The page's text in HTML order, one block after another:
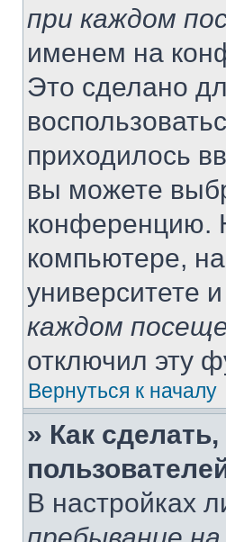
при каждом
именем на
Это сделано
приходилось
вы можете
конференцию.
компьютере,
университете
каждом
отключил эту
Вернуться к началу
» Как
В настройках